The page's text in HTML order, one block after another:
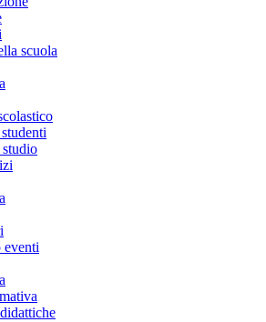
scuola
eventi